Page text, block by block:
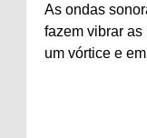
As ondas
fazem vibrar
um vórtice e